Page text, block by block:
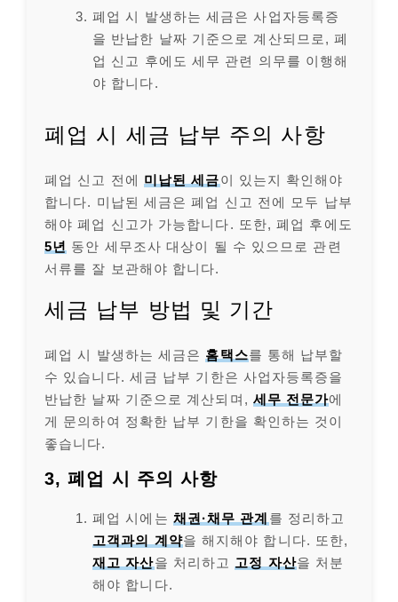
폐업 시 발생하는 세금은 사업자등록증
을 반납한 날짜 기준으로 계산되므로, 폐
업 신고 후에도 세무 관련 의무를 이행해
야 합니다.
폐업 시 세금 납부 주의 사항
폐업 신고 전에 미납된 세금이 있는지 확인해야
합니다. 미납된 세금은 폐업 신고 전에 모두 납부
해야 폐업 신고가 가능합니다. 또한, 폐업 후에도
5년 동안 세무조사 대상이 될 수 있으므로 관련
서류를 잘 보관해야 합니다.
세금 납부 방법 및 기간
폐업 시 발생하는 세금은 홈택스를 통해 납부할
수 있습니다. 세금 납부 기한은 사업자등록증을
반납한 날짜 기준으로 계산되며, 세무 전문가에
게 문의하여 정확한 납부 기한을 확인하는 것이
좋습니다.
3, 폐업 시 주의 사항
폐업 시에는 채권·채무 관계 를 정리하고
고객과의 계약을 해지해야 합니다. 또한,
재고 자산을 처리하고 고정 자산을 처분
해야 합니다.